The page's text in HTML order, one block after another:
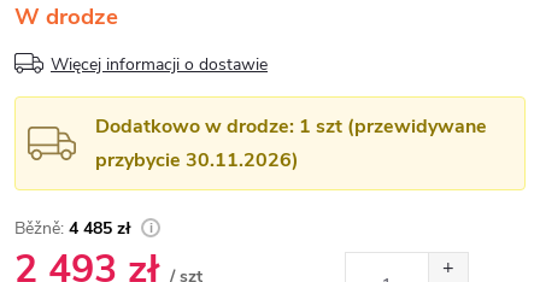
W drodze
Więcej informacji o dostawie
Dodatkowo w drodze: 1 szt (przewidywane
przybycie 30.11.2026)
4 485 zł
2 493 zł / szt